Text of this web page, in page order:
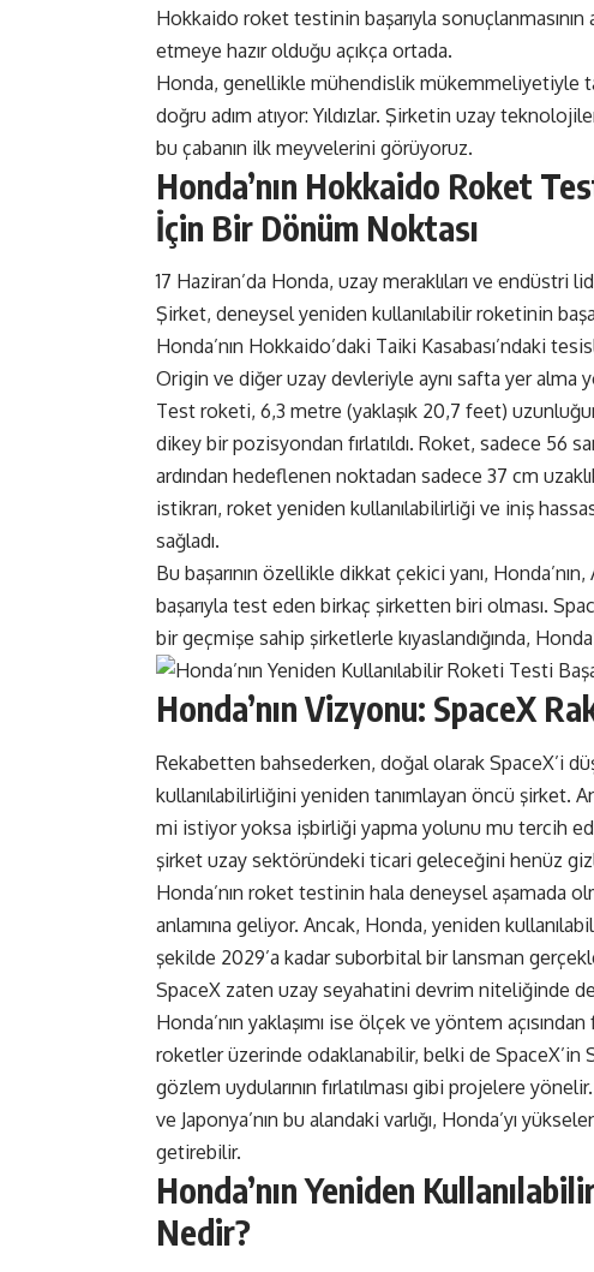
Hokkaido roket testinin başarıyla sonuçlanmasının
etmeye hazır olduğu açıkça ortada.
Honda, genellikle mühendislik mükemmeliyetiyle
doğru adım atıyor: Yıldızlar. Şirketin uzay
bu çabanın ilk meyvelerini görüyoruz.
Honda’nın Hokkaido Roket
İçin Bir Dönüm Noktası
17 Haziran’da Honda, uzay meraklıları ve
Şirket, deneysel yeniden kullanılabilir roketinin
Honda’nın Hokkaido’daki Taiki Kasabası’ndaki
Origin ve diğer uzay devleriyle aynı safta yer alma
Test roketi, 6,3 metre (yaklaşık 20,7 feet)
dikey bir pozisyondan fırlatıldı. Roket, sadece 56
ardından hedeflenen noktadan sadece 37 cm
istikrarı, roket yeniden kullanılabilirliği ve iniş
sağladı.
Bu başarının özellikle dikkat çekici yanı,
başarıyla test eden birkaç şirketten biri olması.
bir geçmişe sahip şirketlerle kıyaslandığında,
Honda’nın Vizyonu: SpaceX
Rekabetten bahsederken, doğal olarak SpaceX’i
kullanılabilirliğini yeniden tanımlayan öncü şirket.
mi istiyor yoksa işbirliği yapma yolunu mu tercih
şirket uzay sektöründeki ticari geleceğini henüz
Honda’nın roket testinin hala deneysel aşamada
anlamına geliyor. Ancak, Honda, yeniden
şekilde 2029’a kadar suborbital bir lansman
SpaceX zaten uzay seyahatini devrim niteliğinde
Honda’nın yaklaşımı ise ölçek ve yöntem
roketler üzerinde odaklanabilir, belki de SpaceX’in
gözlem uydularının fırlatılması gibi projelere
ve Japonya’nın bu alandaki varlığı, Honda’yı
getirebilir.
Honda’nın Yeniden
Nedir?